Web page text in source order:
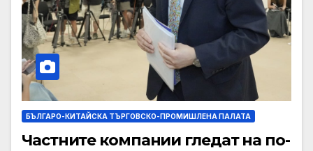
БЪЛГАРО-КИТАЙСКА ТЪРГОВСКО-ПРОМИШЛЕНА ПАЛАТА
Частните компании гледат на по-